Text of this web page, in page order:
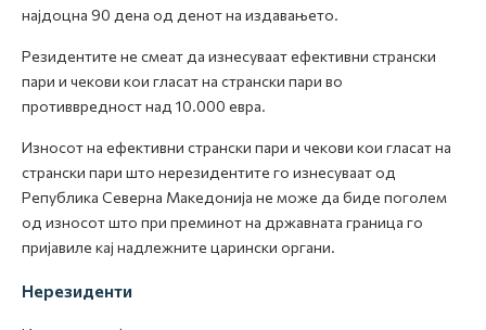
најдоцна 90 дена од денот на издавањето.
Резидентите не смеат да изнесуваат ефективни странски
пари и чекови кои гласат на странски пари во
противвредност над 10.000 евра.
Износот на ефективни странски пари и чекови кои гласат на
странски пари што нерезидентите го изнесуваат од
Република Северна Македонија не може да биде поголем
од износот што при преминот на државната граница го
пријавиле кај надлежните царински органи.
Нерезиденти